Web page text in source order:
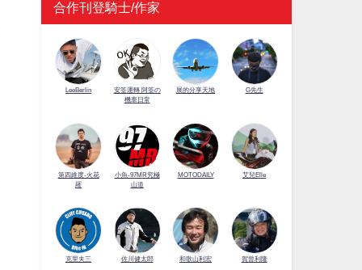
合作刊登騎士/作家
LeeBerlin
安筌運轉 阿筌の
機車日常
展的分享天地 G先生
第四維度-火花
羅
小魚-97MR究極
山道
MOTODAILY 艾兒Elle
克里夫三 佐川健太郎 和歌山利宏 賀曾利隆